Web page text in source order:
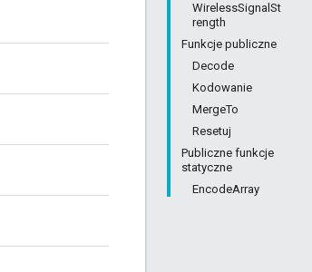
WirelessSignalSt
rength
Funkcje publiczne
Decode
Kodowanie
MergeTo
Resetuj
Publiczne funkcje
statyczne
EncodeArray